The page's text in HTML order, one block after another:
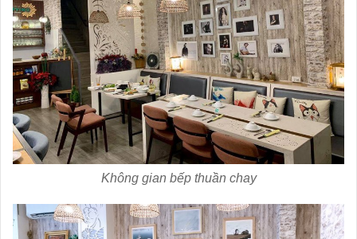
Không gian bếp thuần chay